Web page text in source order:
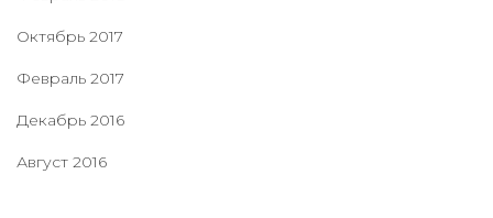
Октябрь 2017
Февраль 2017
Декабрь 2016
Август 2016